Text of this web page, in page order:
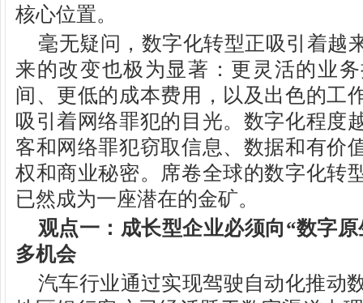
核心位置。
毫无疑问，数字化转型正吸引着越
来的改变也极为显著：更灵活的业
间、更低的成本费用，以及出色的工
吸引着网络罪犯的目光。数字化程度
客和网络罪犯窃取信息、数据和有价
权和商业秘密。席卷全球的数字化转
已然成为一座潜在的金矿。
观点一：成长型企业必须向“数字
多机会
汽车行业通过实现驾驶自动化推动